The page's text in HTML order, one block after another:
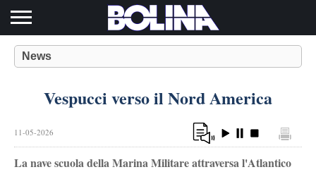
News
Vespucci verso il Nord America
11-05-2026
La nave scuola della Marina Militare attraversa l'Atlantico